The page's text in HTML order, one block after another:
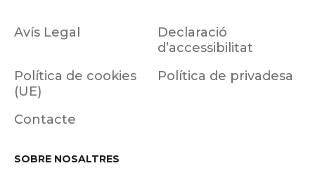
Avís Legal
Declaració
d’accessibilitat
Política de cookies
(UE)
Política de privadesa
Contacte
SOBRE NOSALTRES